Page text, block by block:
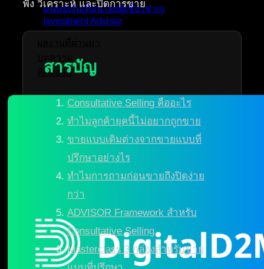
มนุษย์เงินเดือนโดยผู้เชี่ยวชาญ
Investment Advisor
ติดต่อผม
สารบัญ
Consultative Selling คืออะไร
ทำไมลูกค้ายุคนี้ไม่อยากถูกขาย
ขายแบบเดิมต่างจากขายแบบที่
ปรึกษาอย่างไร
ทำไมการถามก่อนขายถึงปิดง่าย
กว่า
ADVISOR Framework สำหรับ
Consultative Selling
Masterclass 3 กล่องสำหรับขาย